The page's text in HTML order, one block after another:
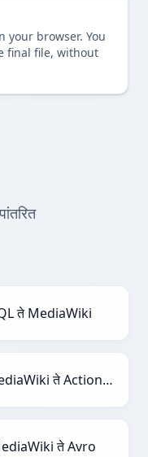
browser. You
final file, without
ते MediaWiki
MediaWiki ते ActionScript
ते Avro